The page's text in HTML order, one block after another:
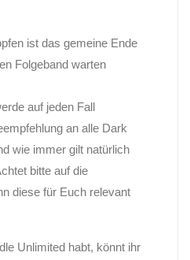
ist das gemeine Ende
Folgeband warten
auf jeden Fall
an alle Dark
wie immer gilt natürlich
bitte auf die
diese für Euch relevant
Unlimited habt, könnt ihr